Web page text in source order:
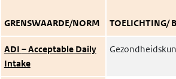
GRENSWAARDE/NORM TOELICHTING/
ADI – Acceptable Daily
Intake